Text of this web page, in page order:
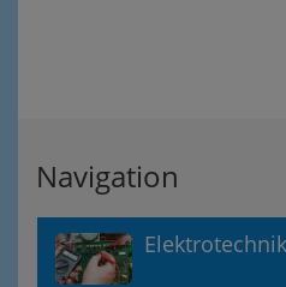
Navigation
Elektrotechnik